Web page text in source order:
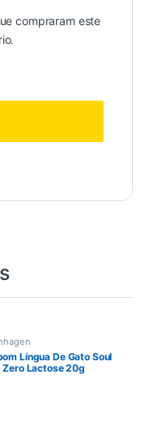
compraram este
Língua De Gato Soul
Zero Lactose 20g